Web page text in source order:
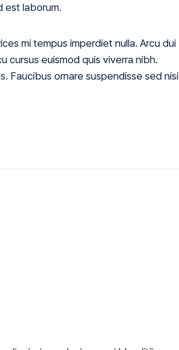
est laborum.
mi tempus imperdiet nulla. Arcu dui
cursus euismod quis viverra nibh.
Faucibus ornare suspendisse sed nisi